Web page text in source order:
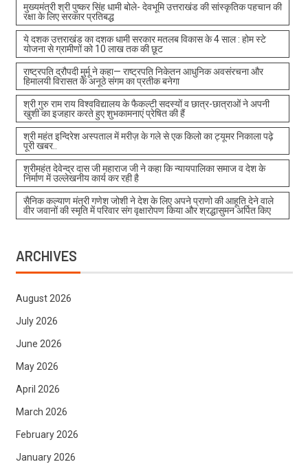
मुख्यमंत्री श्री पुष्कर सिंह धामी बोले- देवभूमि उत्तराखंड की सांस्कृतिक पहचान की
रक्षा के लिए सरकार प्रतिबद्ध
ये दशक उत्तराखंड का दशक धामी सरकार मतलब विकास के 4 साल : होम स्टे
योजना से ग्रामीणों को 10 लाख तक की छूट
राष्ट्रपति द्रौपदी मुर्मू ने कहा— राष्ट्रपति निकेतन आधुनिक अवसंरचना और
हिमालयी विरासत के अनूठे संगम का प्रतीक बनेगा
श्री गुरु राम राय विश्वविद्यालय के फैकल्टी सदस्यों व छात्र-छात्राओं ने अपनी
खुशी का इजहार करते हुए शुभकामनाएं प्रेषित की हैं
श्री महंत इन्दिरेश अस्पताल में मरीज़ के गले से एक किलो का ट्यूमर निकाला पढ़े
पूरी खबर..
श्रीमहंत देवेन्द्र दास जी महाराज जी ने कहा कि न्यायपालिका समाज व देश के
निर्माण में उल्लेखनीय कार्य कर रही है
सैनिक कल्याण मंत्री गणेश जोशी ने देश के लिए अपने प्राणो की आहूति देने वाले
वीर जवानों की स्मृति में परिवार संग वृक्षारोपण किया और श्रद्धासुमन अर्पित किए
ARCHIVES
August 2026
July 2026
June 2026
May 2026
April 2026
March 2026
February 2026
January 2026